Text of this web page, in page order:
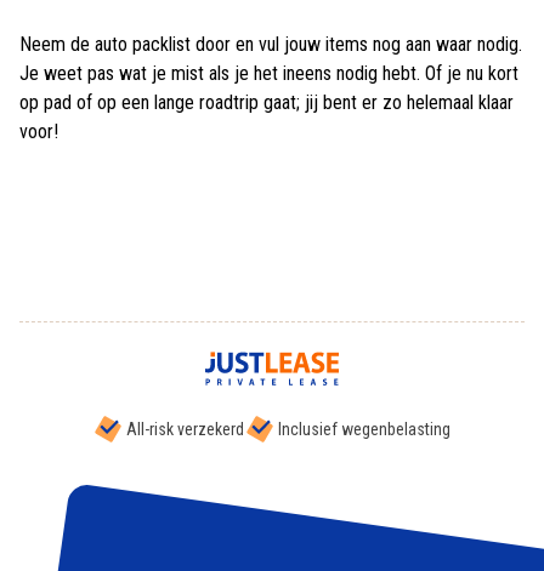
Neem de auto packlist door en vul jouw items nog aan waar nodig.
Je weet pas wat je mist als je het ineens nodig hebt. Of je nu kort
op pad of op een lange roadtrip gaat; jij bent er zo helemaal klaar
voor!
All-risk verzekerd Inclusief wegenbelasting